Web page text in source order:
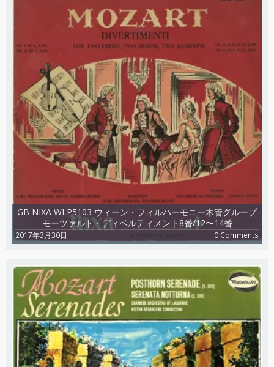
GB NIXA WLP5103 ウィーン・フィルハーモニー木管グループ
モーツァルト・ディベルティメント8番/12〜14番
2017年3月30日 0 Comments